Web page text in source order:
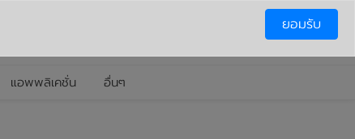
แอพพลิเคชั่น อื่นๆ
ยอมรับ